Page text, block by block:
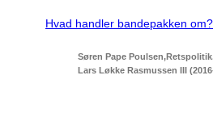
Hvad handler bandepakken om?
Søren Pape Poulsen Retspolitik
Lars Løkke Rasmussen III